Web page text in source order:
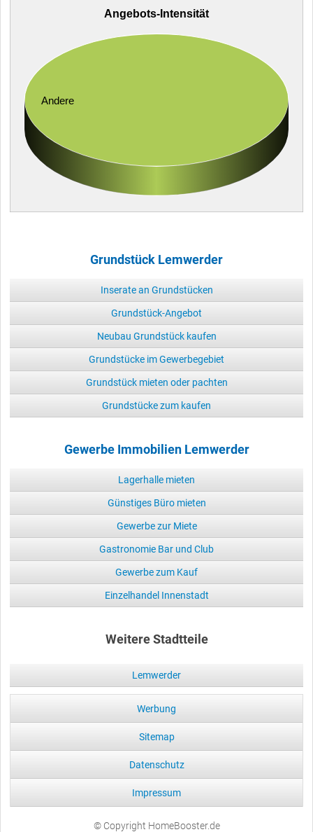
Angebots-Intensität
Andere
Grundstück Lemwerder
Inserate an Grundstücken
Grundstück-Angebot
Neubau Grundstück kaufen
Grundstücke im Gewerbegebiet
Grundstück mieten oder pachten
Grundstücke zum kaufen
Gewerbe Immobilien Lemwerder
Lagerhalle mieten
Günstiges Büro mieten
Gewerbe zur Miete
Gastronomie Bar und Club
Gewerbe zum Kauf
Einzelhandel Innenstadt
Weitere Stadtteile
Lemwerder
Werbung
Sitemap
Datenschutz
Impressum
© Copyright HomeBooster.de